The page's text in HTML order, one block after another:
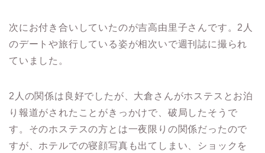
次にお付き合いしていたのが吉高由里子さんです。2人
のデートや旅行している姿が相次いで週刊誌に撮られ
ていました。
2人の関係は良好でしたが、大倉さんがホステスとお泊
り報道がされたことがきっかけで、破局したそうで
す。そのホステスの方とは一夜限りの関係だったので
すが、ホテルでの寝顔写真も出てしまい、ショックを